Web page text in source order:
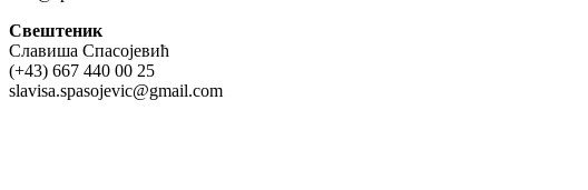
Свештеник
Славиша Спасојевић
(+43) 667 440 00 25
slavisa.spasojevic@gmail.com